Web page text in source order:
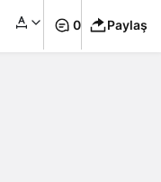
0 Paylaş